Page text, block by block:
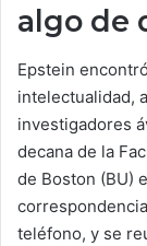
algo de
Epstein
intelectualidad,
investigadores
decana de la
de Boston (BU)
teléfono, y se